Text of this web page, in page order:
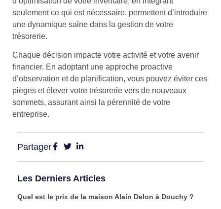
seulement ce qui est nécessaire, permettent d’introduire
une dynamique saine dans la gestion de votre
trésorerie.
Chaque décision impacte votre activité et votre avenir
financier. En adoptant une approche proactive
d’observation et de planification, vous pouvez éviter ces
pièges et élever votre trésorerie vers de nouveaux
sommets, assurant ainsi la pérennité de votre
entreprise.
Partager
Les Derniers Articles
Quel est le prix de la maison Alain Delon à Douchy ?